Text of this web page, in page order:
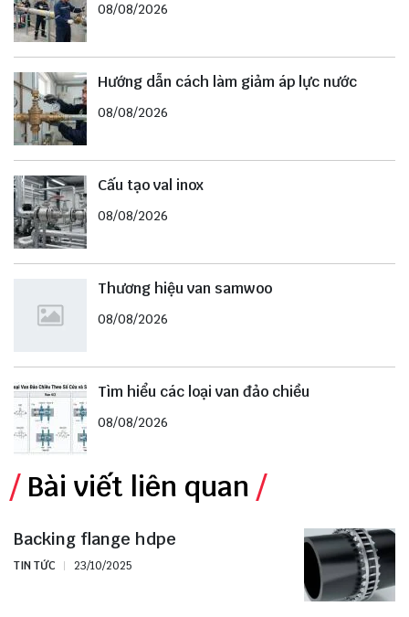
08/08/2026
Hướng dẫn cách làm giảm áp lực nước
08/08/2026
Cấu tạo val inox
08/08/2026
Thương hiệu van samwoo
08/08/2026
Tìm hiểu các loại van đảo chiều
08/08/2026
Bài viết liên quan
Backing flange hdpe
TIN TỨC 23/10/2025